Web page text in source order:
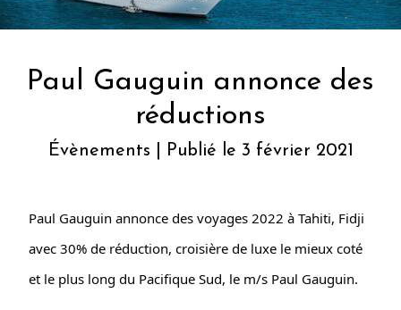
Paul Gauguin annonce des
réductions
Évènements | Publié le 3 février 2021
Paul Gauguin annonce des voyages 2022 à Tahiti, Fidji
avec 30% de réduction, croisière de luxe le mieux coté
et le plus long du Pacifique Sud, le m/s Paul Gauguin.